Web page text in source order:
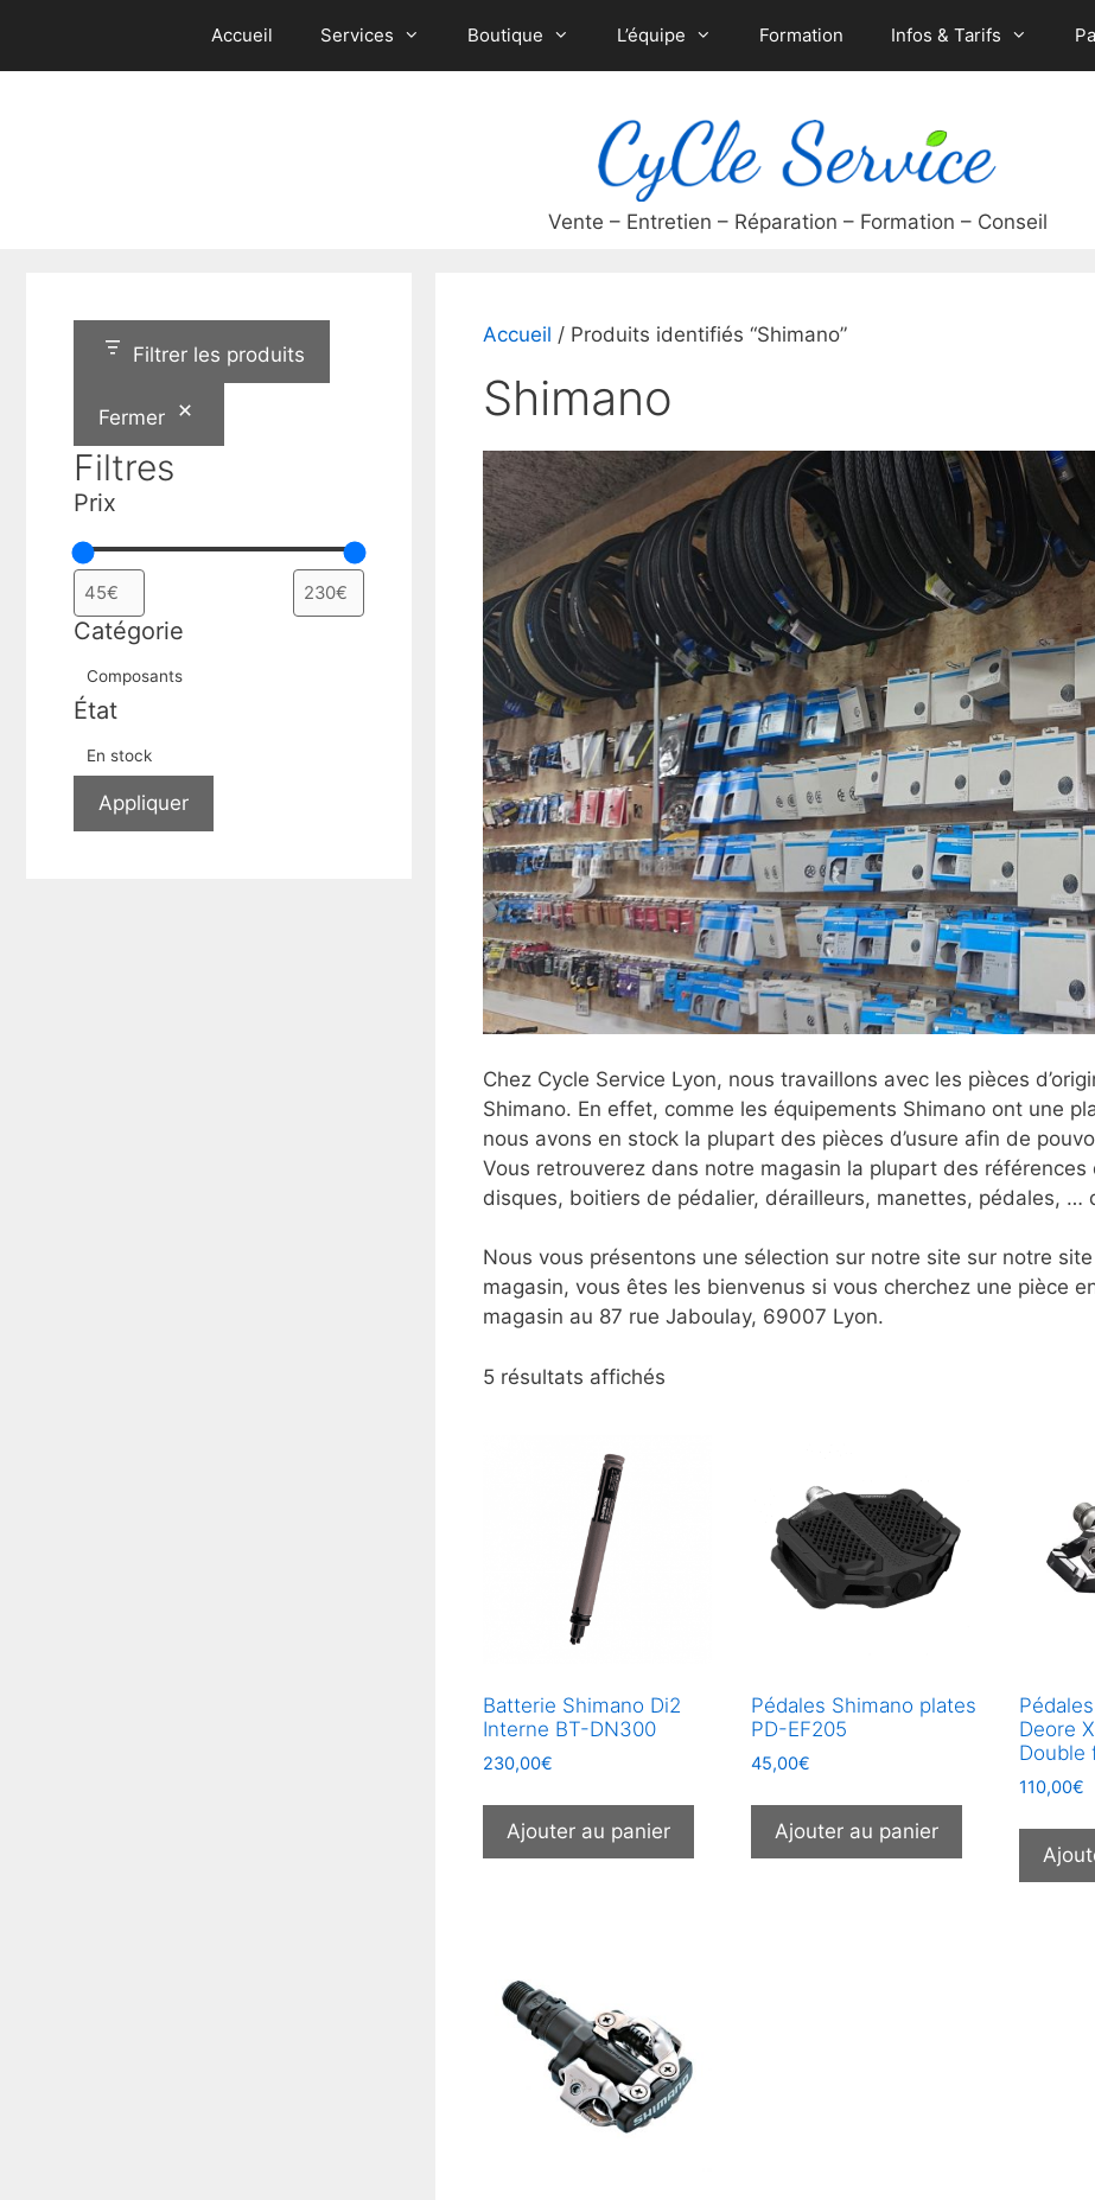
contenu
Accueil Services Boutique L’équipe Formation Infos & Tarifs
Accueil / Produits identifiés “Shimano”
Shimano
Chez Cycle Service Lyon, nous travaillons avec les pièces
Shimano. En effet, comme les équipements Shimano ont une
nous avons en stock la plupart des pièces d’usure afin de
Vous retrouverez dans notre magasin la plupart des
disques, boitiers de pédalier, dérailleurs, manettes, pédales, …
Nous vous présentons une sélection sur notre site sur notre
magasin, vous êtes les bienvenus si vous cherchez une pièce
magasin au 87 rue Jaboulay, 69007 Lyon.
5 résultats affichés
Batterie Shimano Di2
Interne BT-DN300
230,00€
Ajouter au panier
Pédales Shimano plates
PD-EF205
45,00€
Ajouter au panier
Deore
Double
110,00€
Filtrer les produits
Fermer
Filtres
Prix
Catégorie
Catégorie
Composants
État
Disponibilité
En stock
Appliquer